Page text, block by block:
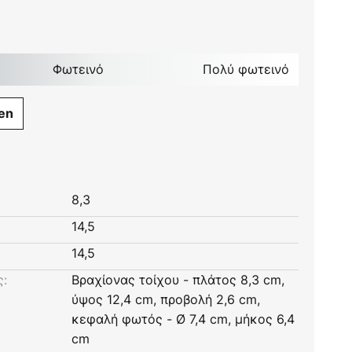
Φωτεινό Πολύ φωτεινό
8,3
14,5
14,5
Βραχίονας τοίχου - πλάτος 8,3 cm,
ύψος 12,4 cm, προβολή 2,6 cm,
κεφαλή φωτός - Ø 7,4 cm, μήκος 6,4
cm